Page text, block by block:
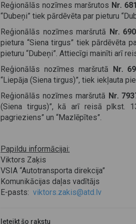
Reģionālās nozīmes maršrutos Nr.
“Dubeņi” tiek pārdēvēta par pieturu
Reģionālās nozīmes maršrutā Nr.
pietura “Siena tirgus” tiek pārdēvēta
pieturu “Dubeņi”. Attiecīgi mainīti arī
Reģionālās nozīmes maršrutā Nr.
“Liepāja (Siena tirgus)”, tiek iekļauta
Reģionālās nozīmes maršrutā Nr.
(Siena tirgus)”, kā arī reisā plkst.
pagrieziens” un “Mazlēpītes”.
Papildu informācijai:
Viktors Zaķis
VSIA “Autotransporta direkcija”
Komunikācijas daļas vadītājs
E-pasts: viktors.zakis@atd.lv
Ieteikt šo rakstu